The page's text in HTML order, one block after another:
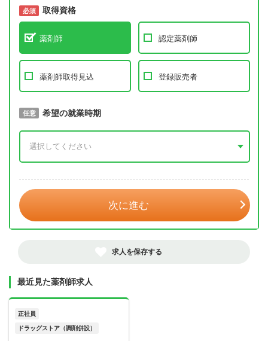
必須 取得資格
薬剤師 認定薬剤師
薬剤師取得見込 登録販売者
必須 取得予定年
任意 希望の就業時期
次に進む
求人を保存する
最近見た薬剤師求人
正社員
ドラッグストア（調剤併設）